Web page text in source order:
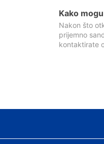
Kako
Nakon što
prijemno
kontaktirate